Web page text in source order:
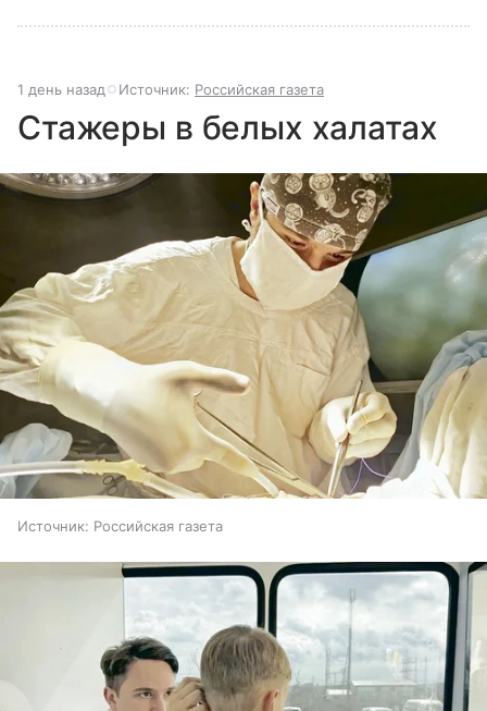
1 день назад Источник: Российская газета
Стажеры в белых халатах
Источник: Российская газета